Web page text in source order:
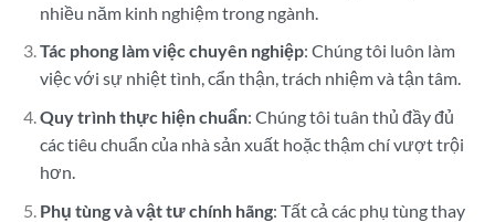
nhiều năm kinh nghiệm trong ngành.
Tác phong làm việc chuyên nghiệp: Chúng tôi luôn làm
việc với sự nhiệt tình, cẩn thận, trách nhiệm và tận tâm.
Quy trình thực hiện chuẩn: Chúng tôi tuân thủ đầy đủ
các tiêu chuẩn của nhà sản xuất hoặc thậm chí vượt trội
hơn.
Phụ tùng và vật tư chính hãng: Tất cả các phụ tùng thay